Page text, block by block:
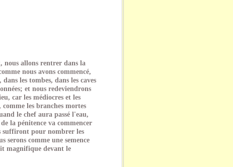
nous allons rentrer dans la
nous avons commencé,
les tombes, dans les caves
et nous redeviendrons
car les médiocres et les
les branches mortes
le chef aura passé l'eau,
la pénitence va commencer
suffiront pour nombrer les
serons comme une semence
magnifique devant le